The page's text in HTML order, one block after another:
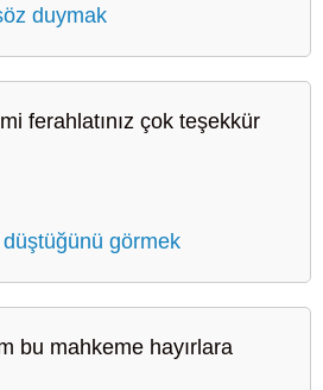
duymak
ferahlatınız çok teşekkür
görmek
bu mahkeme hayırlara